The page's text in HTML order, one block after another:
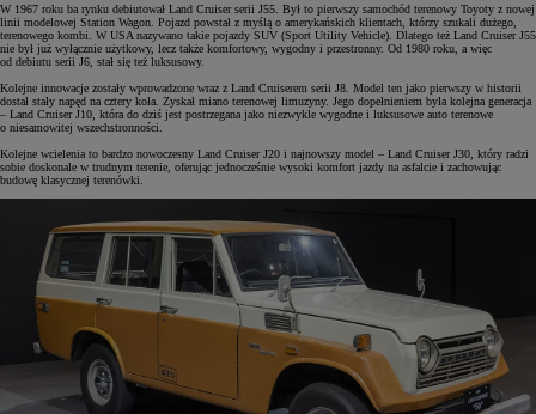
W 1967 roku ba rynku debiutował Land Cruiser serii J55. Był to pierwszy samochód terenowy Toyoty z nowej
linii modelowej Station Wagon. Pojazd powstał z myślą o amerykańskich klientach, którzy szukali dużego,
terenowego kombi. W USA nazywano takie pojazdy SUV (Sport Utility Vehicle). Dlatego też Land Cruiser J55
nie był już wyłącznie użytkowy, lecz także komfortowy, wygodny i przestronny. Od 1980 roku, a więc
od debiutu serii J6, stał się też luksusowy.
Kolejne innowacje zostały wprowadzone wraz z Land Cruiserem serii J8. Model ten jako pierwszy w historii
dostał stały napęd na cztery koła. Zyskał miano terenowej limuzyny. Jego dopełnieniem była kolejna generacja
– Land Cruiser J10, która do dziś jest postrzegana jako niezwykle wygodne i luksusowe auto terenowe
o niesamowitej wszechstronności.
Kolejne wcielenia to bardzo nowoczesny Land Cruiser J20 i najnowszy model – Land Cruiser J30, który radzi
sobie doskonale w trudnym terenie, oferując jednocześnie wysoki komfort jazdy na asfalcie i zachowując
budowę klasycznej terenówki.